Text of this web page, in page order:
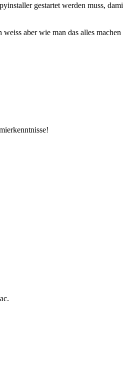
gestartet werden muss,
aber wie man das alles